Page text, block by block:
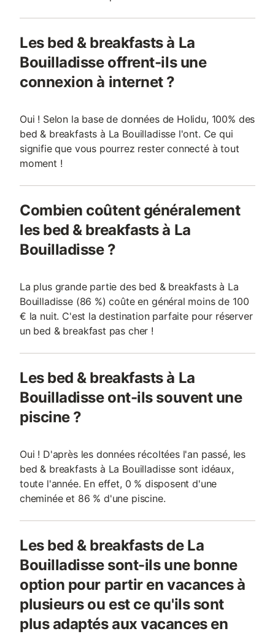
Les bed & breakfasts à La
Bouilladisse offrent-ils une
connexion à internet ?
Oui ! Selon la base de données de Holidu, 100% des
bed & breakfasts à La Bouilladisse l'ont. Ce qui
signifie que vous pourrez rester connecté à tout
moment !
Combien coûtent généralement
les bed & breakfasts à La
Bouilladisse ?
La plus grande partie des bed & breakfasts à La
Bouilladisse (86 %) coûte en général moins de 100
€ la nuit. C'est la destination parfaite pour réserver
un bed & breakfast pas cher !
Les bed & breakfasts à La
Bouilladisse ont-ils souvent une
piscine ?
Oui ! D'après les données récoltées l'an passé, les
bed & breakfasts à La Bouilladisse sont idéaux,
toute l'année. En effet, 0 % disposent d'une
cheminée et 86 % d'une piscine.
Les bed & breakfasts de La
Bouilladisse sont-ils une bonne
option pour partir en vacances à
plusieurs ou est ce qu'ils sont
plus adaptés aux vacances en